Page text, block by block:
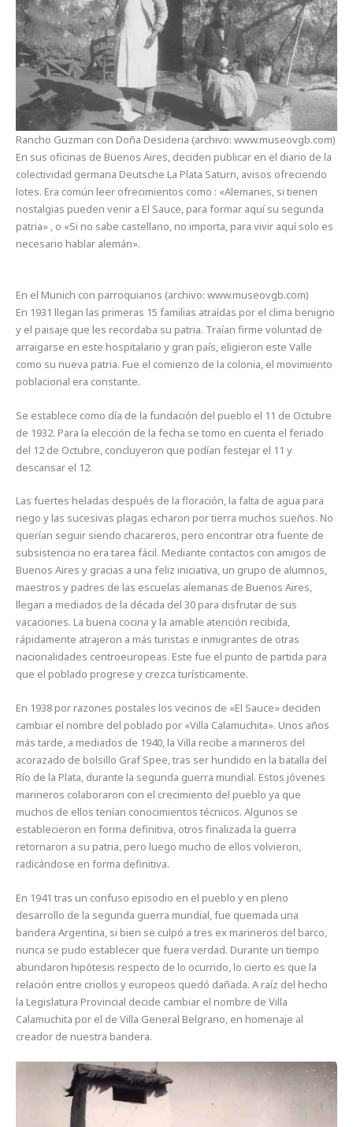
Rancho Guzman con Doña Desideria (archivo: www.museovgb.com)
En sus oficinas de Buenos Aires, deciden publicar en el diario de la
colectividad germana Deutsche La Plata Saturn, avisos ofreciendo
lotes. Era común leer ofrecimientos como : «Alemanes, si tienen
nostalgias pueden venir a El Sauce, para formar aquí su segunda
patria» , o «Si no sabe castellano, no importa, para vivir aquí solo es
necesario hablar alemán».
En el Munich con parroquianos (archivo: www.museovgb.com)
En 1931 llegan las primeras 15 familias atraídas por el clima benigno
y el paisaje que les recordaba su patria. Traían firme voluntad de
arraigarse en este hospitalario y gran país, eligieron este Valle
como su nueva patria. Fue el comienzo de la colonia, el movimiento
poblacional era constante.
Se establece como día de la fundación del pueblo el 11 de Octubre
de 1932. Para la elección de la fecha se tomo en cuenta el feriado
del 12 de Octubre, concluyeron que podían festejar el 11 y
descansar el 12.
Las fuertes heladas después de la floración, la falta de agua para
riego y las sucesivas plagas echaron por tierra muchos sueños. No
querían seguir siendo chacareros, pero encontrar otra fuente de
subsistencia no era tarea fácil. Mediante contactos con amigos de
Buenos Aires y gracias a una feliz iniciativa, un grupo de alumnos,
maestros y padres de las escuelas alemanas de Buenos Aires,
llegan a mediados de la década del 30 para disfrutar de sus
vacaciones. La buena cocina y la amable atención recibida,
rápidamente atrajeron a más turistas e inmigrantes de otras
nacionalidades centroeuropeas. Este fue el punto de partida para
que el poblado progrese y crezca turísticamente.
En 1938 por razones postales los vecinos de «El Sauce» deciden
cambiar el nombre del poblado por «Villa Calamuchita». Unos años
más tarde, a mediados de 1940, la Villa recibe a marineros del
acorazado de bolsillo Graf Spee, tras ser hundido en la batalla del
Río de la Plata, durante la segunda guerra mundial. Estos jóvenes
marineros colaboraron con el crecimiento del pueblo ya que
muchos de ellos tenían conocimientos técnicos. Algunos se
establecieron en forma definitiva, otros finalizada la guerra
retornaron a su patria, pero luego mucho de ellos volvieron,
radicándose en forma definitiva.
En 1941 tras un confuso episodio en el pueblo y en pleno
desarrollo de la segunda guerra mundial, fue quemada una
bandera Argentina, si bien se culpó a tres ex marineros del barco,
nunca se pudo establecer que fuera verdad. Durante un tiempo
abundaron hipótesis respecto de lo ocurrido, lo cierto es que la
relación entre criollos y europeos quedó dañada. A raíz del hecho
la Legislatura Provincial decide cambiar el nombre de Villa
Calamuchita por el de Villa General Belgrano, en homenaje al
creador de nuestra bandera.